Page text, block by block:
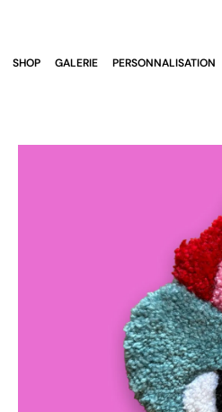
content
SHOP GALERIE PERSONNALISATION